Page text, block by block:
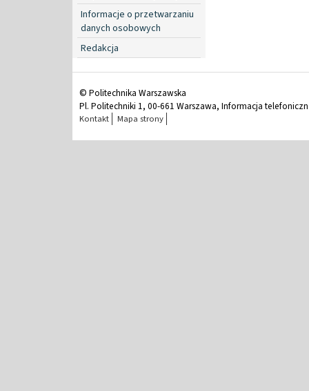
Informacje o przetwarzaniu
danych osobowych
Redakcja
© Politechnika Warszawska
Pl. Politechniki 1, 00-661 Warszawa, Informacja
Kontakt Mapa strony